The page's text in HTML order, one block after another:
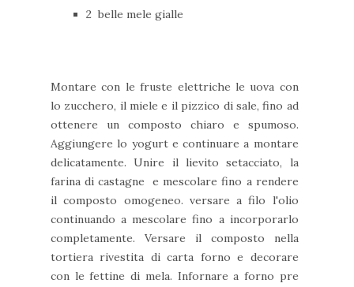
2 belle mele gialle
Montare con le fruste elettriche le uova con
lo zucchero, il miele e il pizzico di sale, fino ad
ottenere un composto chiaro e spumoso.
Aggiungere lo yogurt e continuare a montare
delicatamente. Unire il lievito setacciato, la
farina di castagne e mescolare fino a rendere
il composto omogeneo. versare a filo l'olio
continuando a mescolare fino a incorporarlo
completamente. Versare il composto nella
tortiera rivestita di carta forno e decorare
con le fettine di mela. Infornare a forno pre